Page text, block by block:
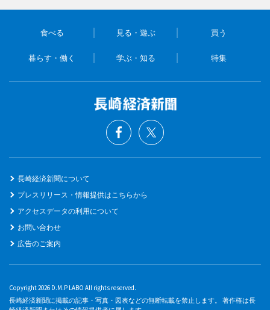
食べる 見る・遊ぶ 買う
暮らす・働く 学ぶ・知る 特集
長崎経済新聞について
プレスリリース・情報提供はこちらから
アクセスデータの利用について
お問い合わせ
広告のご案内
Copyright 2026 D.M.P LABO All rights reserved.
長崎経済新聞に掲載の記事・写真・図表などの無断転載を禁止します。 著作権は長